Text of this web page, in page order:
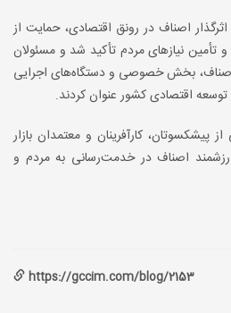
اصناف در رونق اقتصادی، حمایت از
و تأمین نیازهای مردم تأکید شد و مسئولان
اصناف، بخش خصوصی و دستگاه‌های اجرایی
اقتصادی کشور عنوان کردند.
پیشکسوتان، کارآفرینان و معتمدان بازار
اصناف در خدمت‌رسانی به مردم و
https://gccim.com/blog/2153